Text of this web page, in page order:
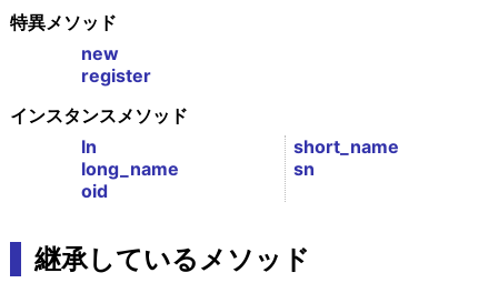
特異メソッド
new
register
インスタンスメソッド
ln
long_name
oid
short_name
sn
継承しているメソッド